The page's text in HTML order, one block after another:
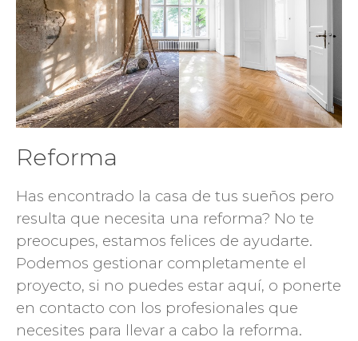
Reforma
Has encontrado la casa de tus sueños pero
resulta que necesita una reforma? No te
preocupes, estamos felices de ayudarte.
Podemos gestionar completamente el
proyecto, si no puedes estar aquí, o ponerte
en contacto con los profesionales que
necesites para llevar a cabo la reforma.